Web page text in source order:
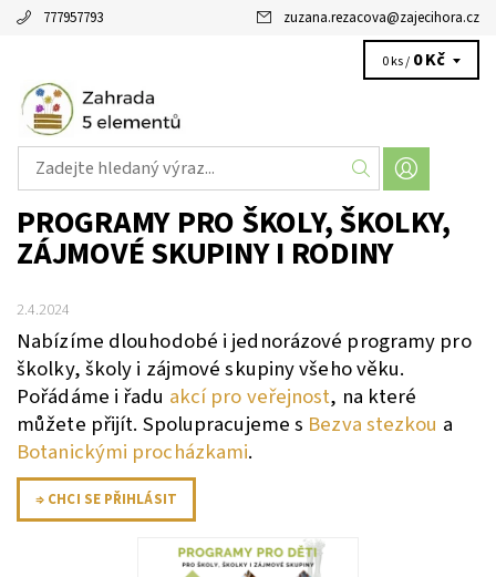
777957793 zuzana.rezacova@zajecihora.cz
0 ks / 0 Kč
PROGRAMY PRO ŠKOLY, ŠKOLKY,
ZÁJMOVÉ SKUPINY I RODINY
2.4.2024
Nabízíme dlouhodobé i jednorázové programy pro
školky, školy i zájmové skupiny všeho věku.
Pořádáme i řadu akcí pro veřejnost, na které
můžete přijít. Spolupracujeme s Bezva stezkou a
Botanickými procházkami.
⇒ CHCI SE PŘIHLÁSIT